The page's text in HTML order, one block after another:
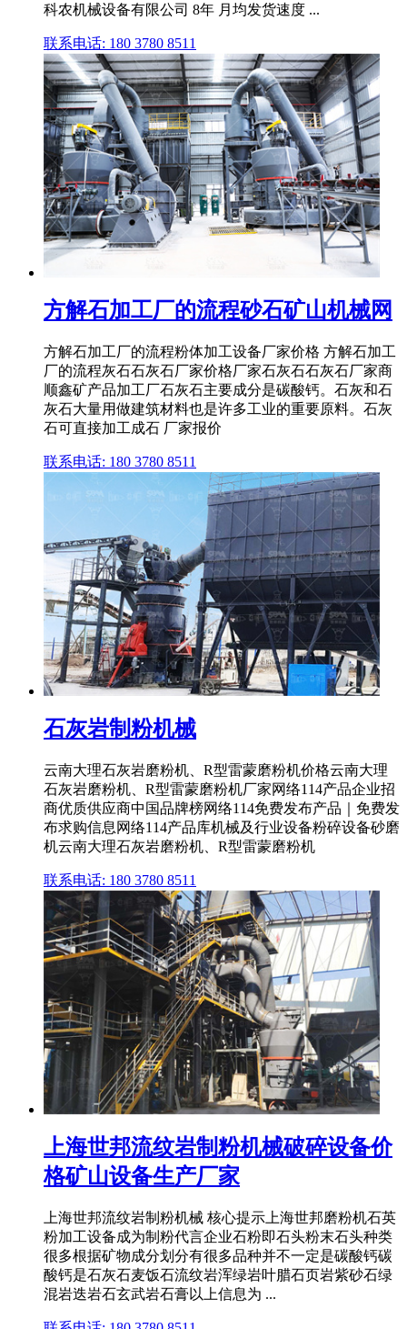
科农机械设备有限公司 8年 月均发货速度 ...
联系电话: 180 3780 8511
方解石加工厂的流程砂石矿山机械网
方解石加工厂的流程粉体加工设备厂家价格 方解石加工
厂的流程灰石石灰石厂家价格厂家石灰石石灰石厂家商
顺鑫矿产品加工厂石灰石主要成分是碳酸钙。石灰和石
灰石大量用做建筑材料也是许多工业的重要原料。石灰
石可直接加工成石 厂家报价
联系电话: 180 3780 8511
石灰岩制粉机械
云南大理石灰岩磨粉机、R型雷蒙磨粉机价格云南大理
石灰岩磨粉机、R型雷蒙磨粉机厂家网络114产品企业招
商优质供应商中国品牌榜网络114免费发布产品｜免费发
布求购信息网络114产品库机械及行业设备粉碎设备砂磨
机云南大理石灰岩磨粉机、R型雷蒙磨粉机
联系电话: 180 3780 8511
上海世邦流纹岩制粉机械破碎设备价
格矿山设备生产厂家
上海世邦流纹岩制粉机械 核心提示上海世邦磨粉机石英
粉加工设备成为制粉代言企业石粉即石头粉末石头种类
很多根据矿物成分划分有很多品种并不一定是碳酸钙碳
酸钙是石灰石麦饭石流纹岩浑绿岩叶腊石页岩紫砂石绿
混岩迭岩石玄武岩石膏以上信息为 ...